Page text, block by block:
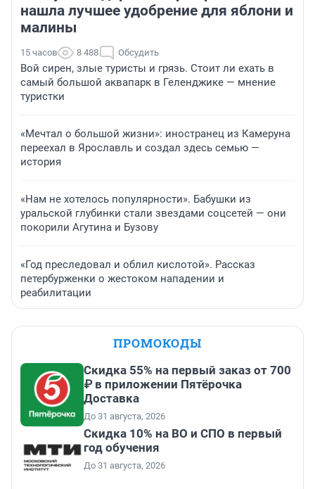
нашла лучшее удобрение для яблони и
малины
15 часов 8 488 Обсудить
Вой сирен, злые туристы и грязь. Стоит ли ехать в
самый большой аквапарк в Геленджике — мнение
туристки
«Мечтал о большой жизни»: иностранец из Камеруна
переехал в Ярославль и создал здесь семью —
история
«Нам не хотелось популярности». Бабушки из
уральской глубинки стали звездами соцсетей — они
покорили Агутина и Бузову
«Год преследовал и облил кислотой». Рассказ
петербурженки о жестоком нападении и
реабилитации
ПРОМОКОДЫ
Скидка 55% на первый заказ от 700
₽ в приложении Пятёрочка
Доставка
До 31 августа, 2026
Скидка 10% на ВО и СПО в первый
год обучения
До 31 августа, 2026